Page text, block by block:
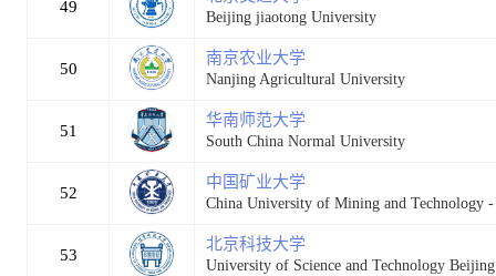
49
Beijing jiaotong University
50
南京农业大学
Nanjing Agricultural University
51
华南师范大学
South China Normal University
52
中国矿业大学
China University of Mining and Technology
53
北京科技大学
University of Science and Technology Beijing